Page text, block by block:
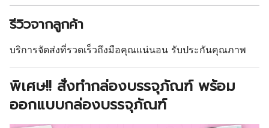
รีวิวจากลูกค้า
บริการจัดส่งที่รวดเร็วถึงมือคุณแน่นอน รับประกันคุณภาพ
พิเศษ!! สั่งทำกล่องบรรจุภัณฑ์ พร้อม
ออกแบบกล่องบรรจุภัณฑ์